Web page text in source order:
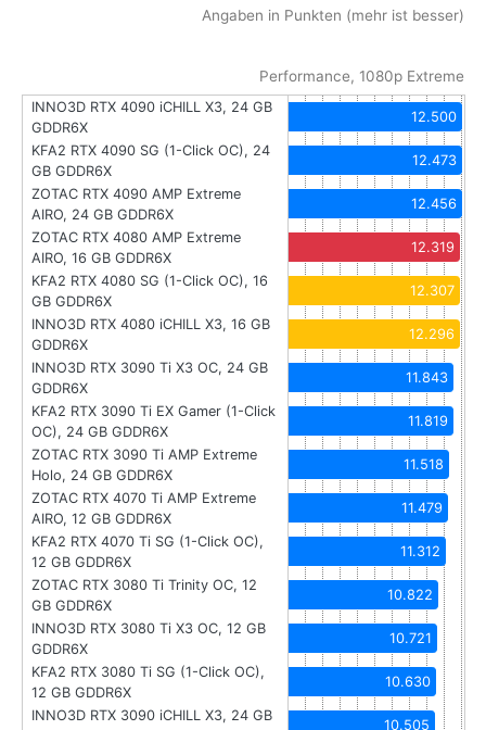
Angaben in Punkten (mehr ist besser)
Performance, 1080p Extreme
INNO3D RTX 4090 iCHILL X3, 24 GB
GDDR6X
12.500
KFA2 RTX 4090 SG (1-Click OC), 24
GB GDDR6X
12.473
ZOTAC RTX 4090 AMP Extreme
AIRO, 24 GB GDDR6X
12.456
ZOTAC RTX 4080 AMP Extreme
AIRO, 16 GB GDDR6X
12.319
KFA2 RTX 4080 SG (1-Click OC), 16
GB GDDR6X
12.307
INNO3D RTX 4080 iCHILL X3, 16 GB
GDDR6X
12.296
INNO3D RTX 3090 Ti X3 OC, 24 GB
GDDR6X
11.843
KFA2 RTX 3090 Ti EX Gamer (1-Click
OC), 24 GB GDDR6X
11.819
ZOTAC RTX 3090 Ti AMP Extreme
Holo, 24 GB GDDR6X
11.518
ZOTAC RTX 4070 Ti AMP Extreme
AIRO, 12 GB GDDR6X
11.479
KFA2 RTX 4070 Ti SG (1-Click OC),
12 GB GDDR6X
11.312
ZOTAC RTX 3080 Ti Trinity OC, 12
GB GDDR6X
10.822
INNO3D RTX 3080 Ti X3 OC, 12 GB
GDDR6X
10.721
KFA2 RTX 3080 Ti SG (1-Click OC),
12 GB GDDR6X
10.630
INNO3D RTX 3090 iCHILL X3, 24 GB
10.505